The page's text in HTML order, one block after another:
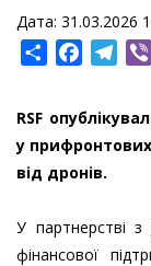
Дата: 31.03.2026
ShareFacebook
RSF
у
від дронів.
У партнерстві
фінансової